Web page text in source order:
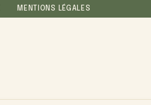
MENTIONS LÉGALES